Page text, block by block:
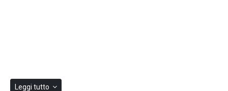
Leggi tutto